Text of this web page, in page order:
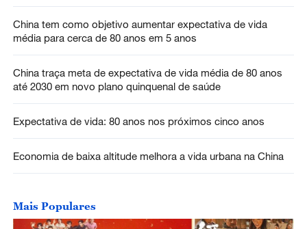
China tem como objetivo aumentar expectativa de vida
média para cerca de 80 anos em 5 anos
China traça meta de expectativa de vida média de 80 anos
até 2030 em novo plano quinquenal de saúde
Expectativa de vida: 80 anos nos próximos cinco anos
Economia de baixa altitude melhora a vida urbana na China
Mais Populares